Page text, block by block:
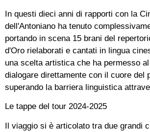
In questi dieci anni di rapporti con la
dell'Antoniano ha tenuto
portando in scena 15 brani del
d'Oro rielaborati e cantati in lingua
una scelta artistica che ha permesso
dialogare direttamente con il cuore del
superando la barriera linguistica
Le tappe del tour 2024-2025
Il viaggio si è articolato tra due grandi